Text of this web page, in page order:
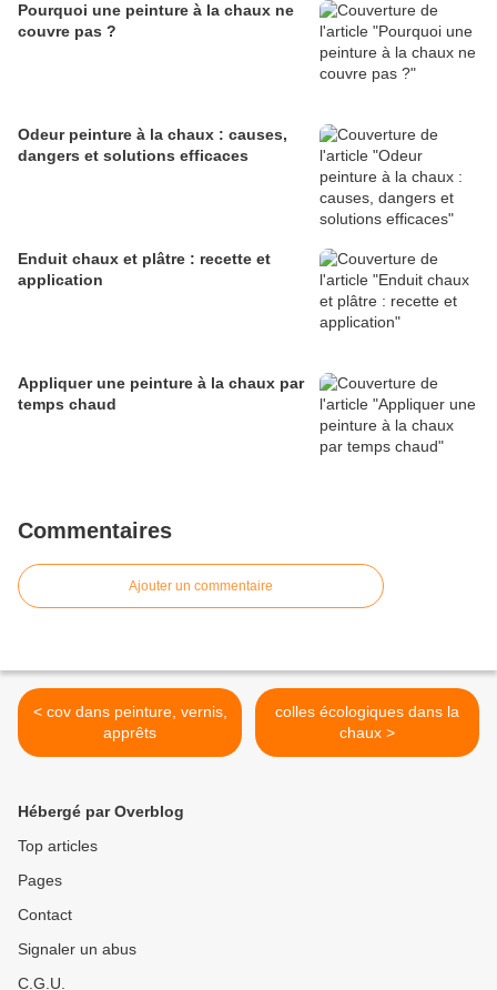
Pourquoi une peinture à la chaux ne
couvre pas ?
Odeur peinture à la chaux : causes,
dangers et solutions efficaces
Enduit chaux et plâtre : recette et
application
Appliquer une peinture à la chaux par
temps chaud
Commentaires
Ajouter un commentaire
< cov dans peinture, vernis,
apprêts
colles écologiques dans la
chaux >
Hébergé par Overblog
Top articles
Pages
Contact
Signaler un abus
C.G.U.